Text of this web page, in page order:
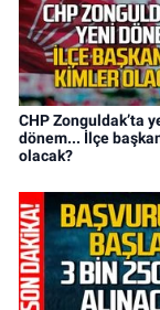
CHP Zonguldak’ta
dönem... İlçe
olacak?